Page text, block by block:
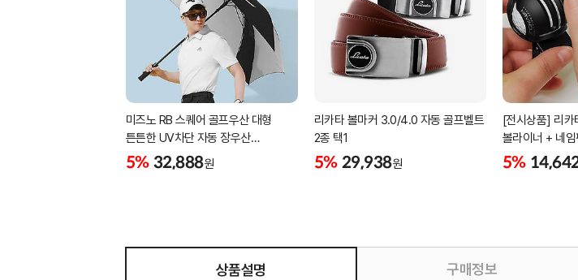
미즈노 RB 스퀘어 골프우산 대형
튼튼한 UV차단 자동 장우산
5LKY22100
5% 32,888원
리카타 볼마커 3.0/4.0 자동 골프벨트
2종 택1
5% 29,938원
[전시상품] 리
볼라이너 + 네
5%
상품설명 구매정보